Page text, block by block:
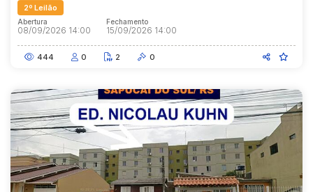
2º Leilão
Abertura
08/09/2026 14:00
Fechamento
15/09/2026 14:00
444 0 2 0